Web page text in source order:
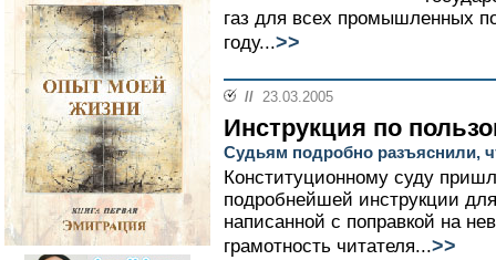
газ для всех промышленных
году...>>
// 23.03.2005
Инструкция по
Судьям подробно разъяснили,
Конституционному суду
подробнейшей инструкции
написанной с поправкой на
грамотность читателя...>>